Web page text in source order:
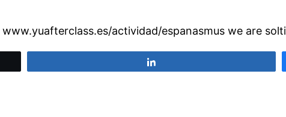
actividad/espanasmus we are